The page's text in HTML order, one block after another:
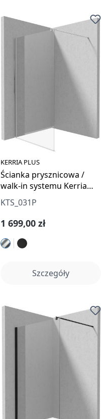
KERRIA PLUS
Ścianka prysznicowa /
walk-in systemu Kerria
Plus 110 cm
KTS_031P
Cena regularna:
1 699,00 zł
Szczegóły